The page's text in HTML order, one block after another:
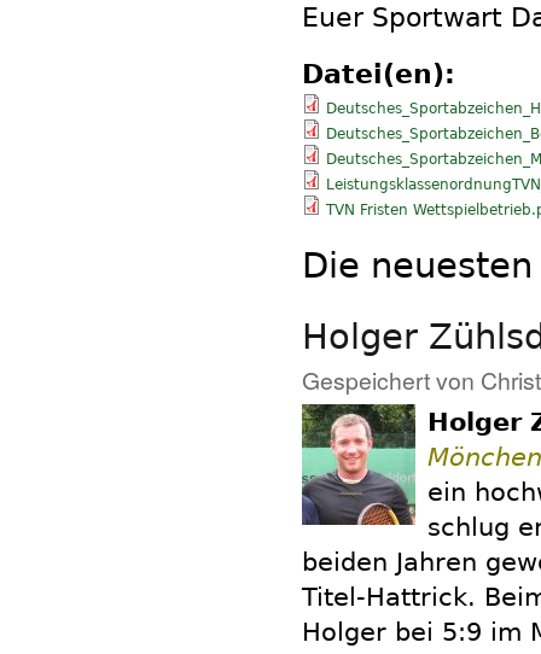
Euer Sportwart
Datei(en):
TVN Fristen
Die
Holger
Gespeichert von
Holger
ein
schlug
beiden Jahren
Titel-Hattrick.
Holger bei 5:9 im